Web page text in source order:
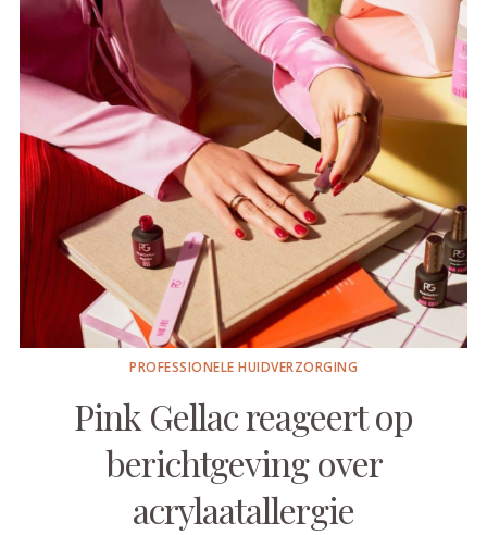
PROFESSIONELE HUIDVERZORGING
Pink Gellac reageert op
berichtgeving over
acrylaatallergie